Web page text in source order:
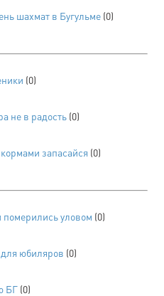
шахмат в Бугульме (0)
(0)
не в радость (0)
запасайся (0)
уловом (0)
юбиляров (0)
БГ (0)